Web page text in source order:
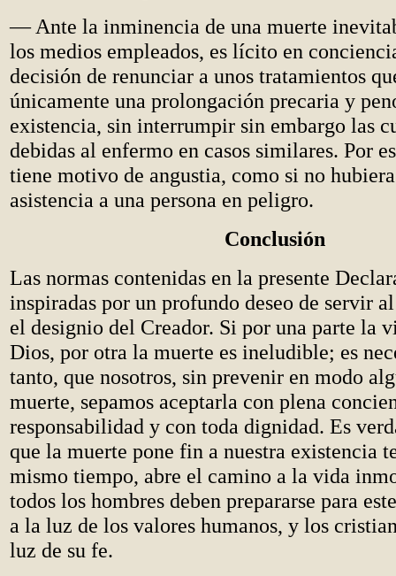
— Ante la inminencia de una muerte
los medios empleados, es lícito en
decisión de renunciar a unos tratamientos
únicamente una prolongación precaria y
existencia, sin interrumpir sin embargo las
debidas al enfermo en casos similares. Por
tiene motivo de angustia, como si no
asistencia a una persona en peligro.
Conclusión
Las normas contenidas en la presente
inspiradas por un profundo deseo de servir
el designio del Creador. Si por una parte la
Dios, por otra la muerte es ineludible; es
tanto, que nosotros, sin prevenir en modo
muerte, sepamos aceptarla con plena
responsabilidad y con toda dignidad. Es
que la muerte pone fin a nuestra existencia
mismo tiempo, abre el camino a la vida
todos los hombres deben prepararse para
a la luz de los valores humanos, y los
luz de su fe.